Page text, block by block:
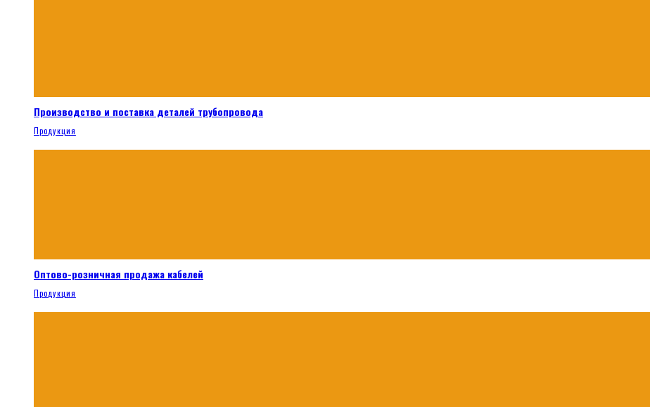
Производство и поставка деталей трубопровода
Продукция
Оптово-розничная продажа кабелей
Продукция